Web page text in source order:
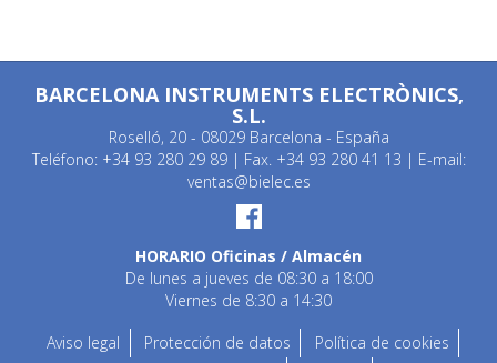
BARCELONA INSTRUMENTS ELECTRÒNICS,
S.L.
Roselló, 20 - 08029 Barcelona - España
Teléfono: +34 93 280 29 89 | Fax. +34 93 280 41 13 | E-mail:
ventas@bielec.es
HORARIO Oficinas / Almacén
De lunes a jueves de 08:30 a 18:00
Viernes de 8:30 a 14:30
Aviso legal
Protección de datos
Política de cookies